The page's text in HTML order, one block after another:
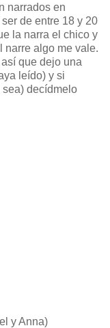
narrados en
de entre 18 y 20
la narra el chico y
narre algo me vale.
que dejo una
leído) y si
decídmelo
y Anna)